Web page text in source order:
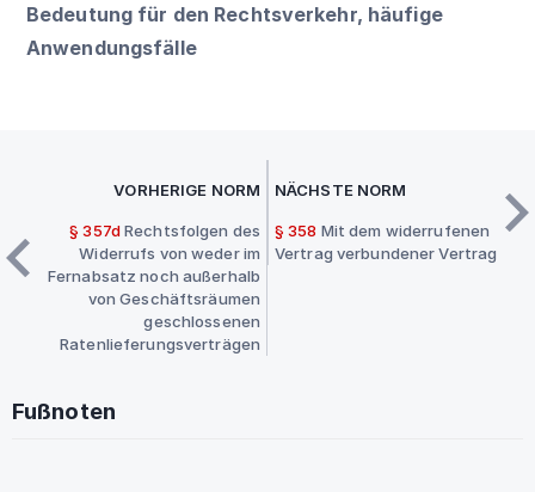
Bedeutung für den Rechtsverkehr, häufige
Anwendungsfälle
VORHERIGE NORM
§ 357dRechtsfolgen des
Widerrufs von weder im
Fernabsatz noch außerhalb
von Geschäftsräumen
geschlossenen
Ratenlieferungsverträgen
NÄCHSTE NORM
§ 358 Mit dem widerrufenen
Vertrag verbundener Vertrag
Fußnoten